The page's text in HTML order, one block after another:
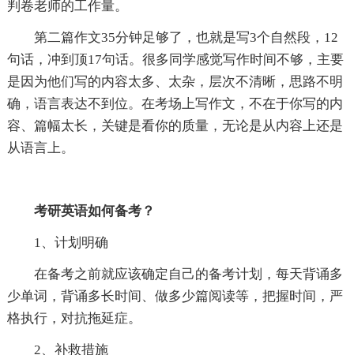
判卷老师的工作量。
第二篇作文35分钟足够了，也就是写3个自然段，12
句话，冲到顶17句话。很多同学感觉写作时间不够，主要
是因为他们写的内容太多、太杂，层次不清晰，思路不明
确，语言表达不到位。在考场上写作文，不在于你写的内
容、篇幅太长，关键是看你的质量，无论是从内容上还是
从语言上。
考研英语如何备考？
1、计划明确
在备考之前就应该确定自己的备考计划，每天背诵多
少单词，背诵多长时间、做多少篇阅读等，把握时间，严
格执行，对抗拖延症。
2、补救措施